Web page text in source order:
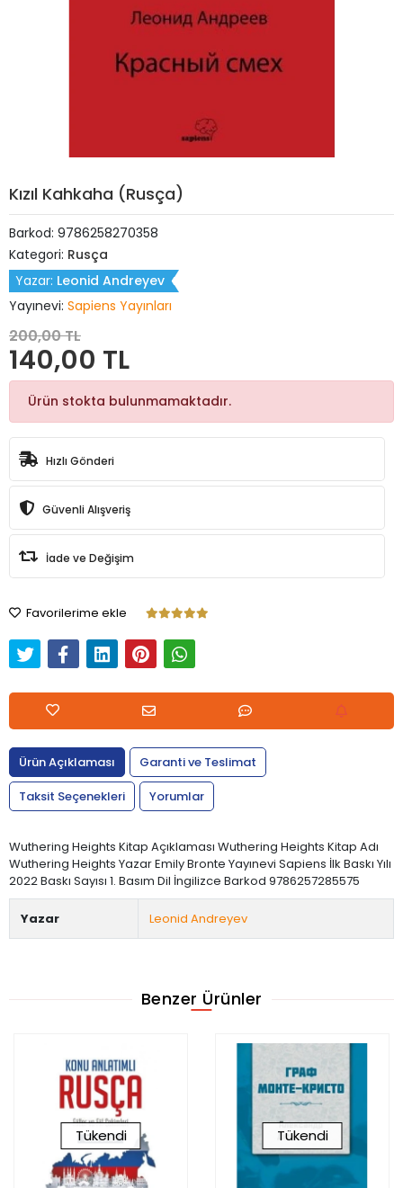
Kızıl Kahkaha (Rusça)
Barkod: 9786258270358
Kategori: Rusça
Yazar: Leonid Andreyev
Yayınevi: Sapiens Yayınları
200,00 TL
140,00 TL
Ürün stokta bulunmamaktadır.
Hızlı Gönderi
Güvenli Alışveriş
İade ve Değişim
Favorilerime ekle
Ürün Açıklaması
Garanti ve Teslimat
Taksit Seçenekleri
Yorumlar
Wuthering Heights Kitap Açıklaması Wuthering Heights Kitap Adı
Wuthering Heights Yazar Emily Bronte Yayınevi Sapiens İlk Baskı Yılı
2022 Baskı Sayısı 1. Basım Dil İngilizce Barkod 9786257285575
Yazar Leonid Andreyev
Benzer Ürünler
Tükendi Tükendi